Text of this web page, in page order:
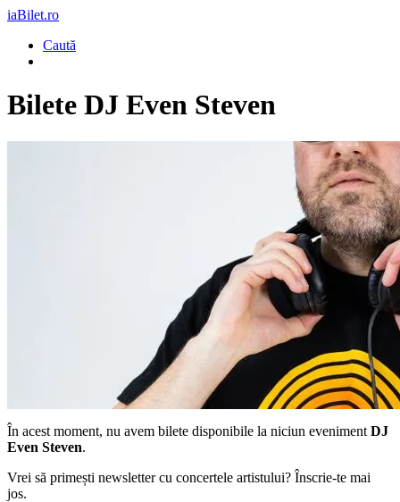
iaBilet.ro
Caută
Bilete DJ Even Steven
În acest moment, nu avem bilete disponibile la niciun eveniment DJ
Even Steven.
Vrei să primești newsletter cu concertele artistului? Înscrie-te mai
jos.